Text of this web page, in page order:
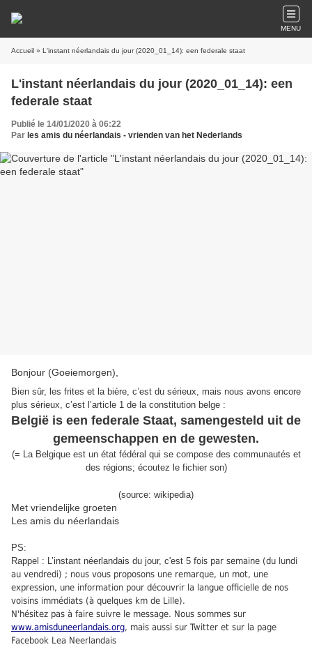
MENU
Accueil » L'instant néerlandais du jour (2020_01_14): een federale staat
L'instant néerlandais du jour (2020_01_14): een
federale staat
Publié le 14/01/2020 à 06:22
Par les amis du néerlandais - vrienden van het Nederlands
Bonjour (Goeiemorgen),
Bien sûr, les frites et la bière, c’est du sérieux, mais nous avons encore
plus sérieux, c’est l’article 1 de la constitution belge :
België is een federale Staat, samengesteld uit de
gemeenschappen en de gewesten.
(= La Belgique est un état fédéral qui se compose des communautés et
des régions; écoutez le fichier son)
(source: wikipedia)
Met vriendelijke groeten
Les amis du néerlandais
PS:
Rappel : L’instant néerlandais du jour, c'est 5 fois par semaine (du lundi
au vendredi) ; nous vous proposons une remarque, un mot, une
expression, une information pour découvrir la langue officielle de nos
voisins immédiats (à quelques km de Lille).
N'hésitez pas à faire suivre le message. Nous sommes sur
www.amisduneerlandais.org, mais aussi sur Twitter et sur la page
Facebook Lea Neerlandais